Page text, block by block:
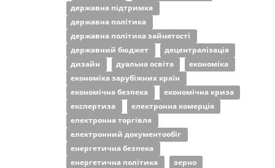
державна підтримка
державна політика
державна політика зайнятості
державний бюджет
децентралізація
дизайн
дуальна освіта
економіка
економіка зарубіжних країн
економічна безпека
економічна криза
експертиза
електронна комерція
електронна торгівля
електронний документообіг
енергетична безпека
енергетична політика
зерно